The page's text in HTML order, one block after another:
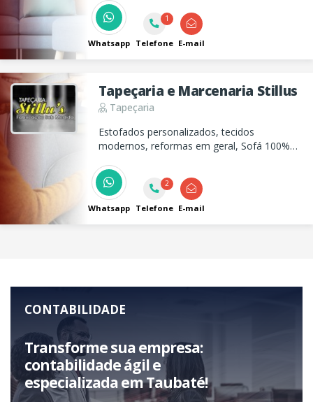
colchões assim como qualquer outro serviço
de tapeçaria. Solicite orçamento!
Whatsapp
1
Telefone E-mail
Tapeçaria e Marcenaria Stillus
Tapeçaria
Estofados personalizados, tecidos
modernos, reformas em geral, Sofá 100%
Whatsapp
2
Telefone E-mail
CONTABILIDADE
Transforme sua empresa:
contabilidade ágil e
especializada em Taubaté!